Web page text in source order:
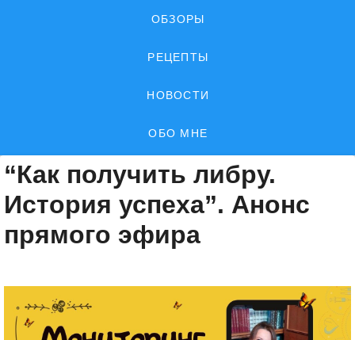
ОБЗОРЫ
РЕЦЕПТЫ
НОВОСТИ
ОБО МНЕ
“Как получить либру.
История успеха”. Анонс
прямого эфира